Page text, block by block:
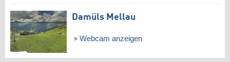
Damüls Mellau
Webcam anzeigen